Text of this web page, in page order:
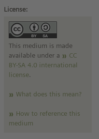
License:
This medium is made
available under a
CC
BY-SA 4.0 international
license.
What does this mean?
How to reference this
medium